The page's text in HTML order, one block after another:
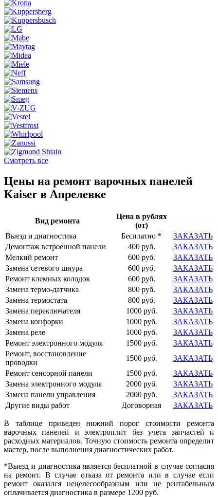
Смотреть все
Цены на ремонт варочных панелей
Kaiser в Апрелевке
Вид ремонта
Цена в рублях
(от)
Выезд и диагностика
Бесплатно *
ЗАКАЗАТЬ
Демонтаж встроенной панели
400 руб.
ЗАКАЗАТЬ
Мелкий ремонт
600 руб.
ЗАКАЗАТЬ
Замена сетевого шнура
600 руб.
ЗАКАЗАТЬ
Ремонт клемных колодок
600 руб.
ЗАКАЗАТЬ
Замена термо-датчика
800 руб.
ЗАКАЗАТЬ
Замена термостата
800 руб.
ЗАКАЗАТЬ
Замена переключателя
1000 руб.
ЗАКАЗАТЬ
Замена конфорки
1000 руб.
ЗАКАЗАТЬ
Замена реле
1000 руб.
ЗАКАЗАТЬ
Ремонт электронного модуля
1500 руб.
ЗАКАЗАТЬ
Ремонт, восстановление
проводки
1500 руб.
ЗАКАЗАТЬ
Ремонт сенсорной панели
1500 руб.
ЗАКАЗАТЬ
Замена электронного модуля
2000 руб.
ЗАКАЗАТЬ
Замена панели управления
2000 руб.
ЗАКАЗАТЬ
Другие виды работ
Договорная ЗАКАЗАТЬ
В таблице приведен нижний порог стоимости ремонта
варочных панелей и электроплит без учета запчастей и
расходных материалов. Точную стоимость ремонта определит
мастер, после выполнения диагностических работ.
*Выезд и диагностика является бесплатной в случае согласия
на ремонт. В случае отказа от ремонта или в случае если
ремонт оказался нецелесообразным или не рентабельным
оплачивается диагностика в размере 1200 руб.